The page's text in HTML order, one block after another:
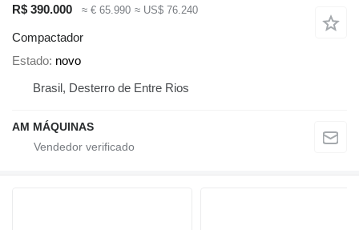
R$ 390.000
≈ € 65.990 ≈ US$ 76.240
Compactador
Estado novo
Brasil, Desterro de Entre Rios
AM MÁQUINAS